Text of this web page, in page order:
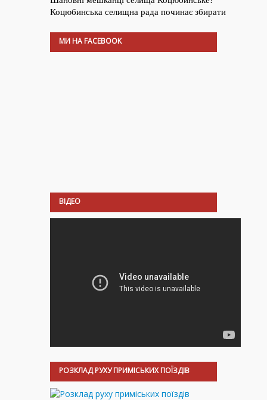
МИ НА FACEBOOK
ВІДЕО
РОЗКЛАД РУХУ ПРИМІСЬКИХ ПОЇЗДІВ